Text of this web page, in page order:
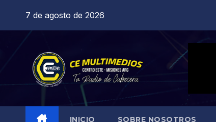
7 de agosto de 2026
INICIO SOBRE NOSOTROS